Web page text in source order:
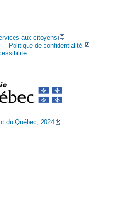
aux citoyens
Politique de confidentialité
du Québec, 2024